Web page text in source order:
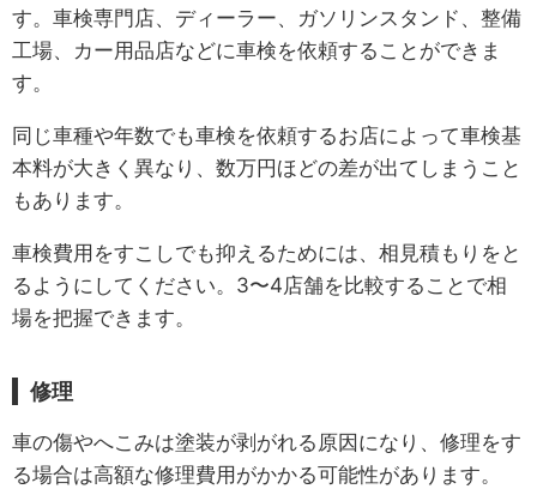
す。車検専門店、ディーラー、ガソリンスタンド、整備
工場、カー用品店などに車検を依頼することができま
す。
同じ車種や年数でも車検を依頼するお店によって車検基
本料が大きく異なり、数万円ほどの差が出てしまうこと
もあります。
車検費用をすこしでも抑えるためには、相見積もりをと
るようにしてください。3〜4店舗を比較することで相
場を把握できます。
修理
車の傷やへこみは塗装が剥がれる原因になり、修理をす
る場合は高額な修理費用がかかる可能性があります。